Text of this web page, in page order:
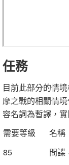
任務
目前此部分的情
摩之戰的相關情
容名詞為暫譯，
需要等級
名稱
85
間諜